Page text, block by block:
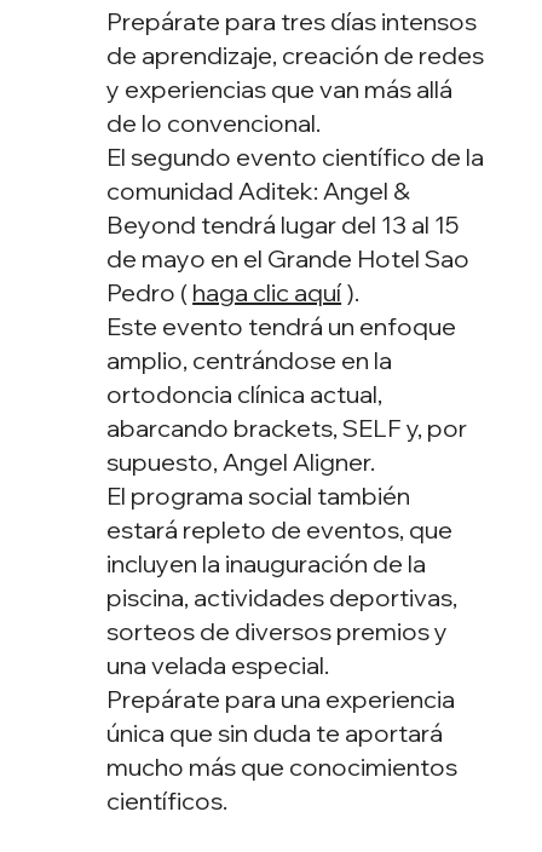
Prepárate para tres días intensos
de aprendizaje, creación de redes
y experiencias que van más allá
de lo convencional.
El segundo evento científico de la
comunidad Aditek: Angel &
Beyond tendrá lugar del 13 al 15
de mayo en el Grande Hotel Sao
Pedro ( haga clic aquí).
Este evento tendrá un enfoque
amplio, centrándose en la
ortodoncia clínica actual,
abarcando brackets, SELF y, por
supuesto, Angel Aligner.
El programa social también
estará repleto de eventos, que
incluyen la inauguración de la
piscina, actividades deportivas,
sorteos de diversos premios y
una velada especial.
Prepárate para una experiencia
única que sin duda te aportará
mucho más que conocimientos
científicos.